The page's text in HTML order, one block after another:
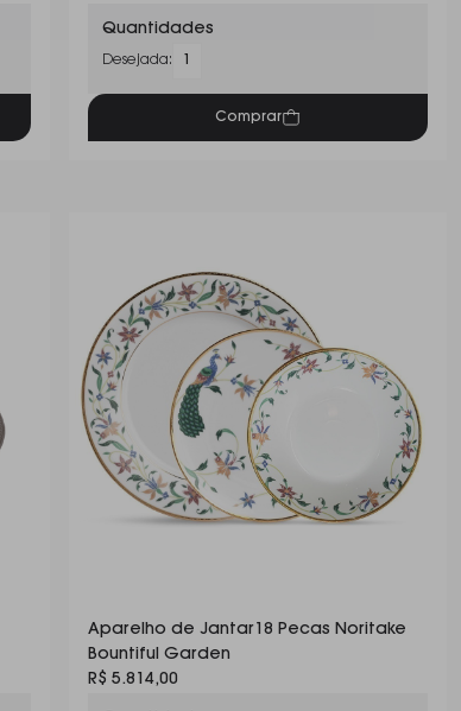
Quantidades
Desejada: 1
Comprar
Aparelho de Jantar18 Pecas Noritake
Bountiful Garden
R$ 5.814,00